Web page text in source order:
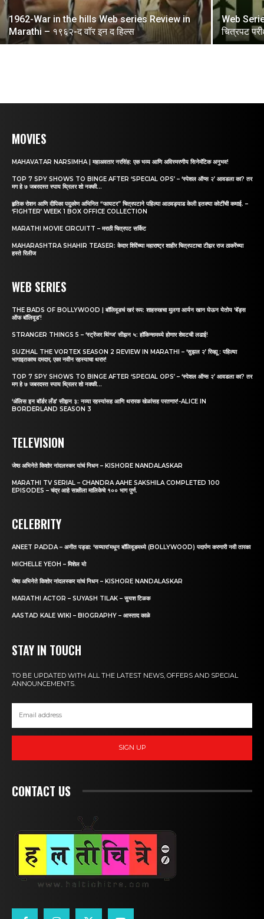
1962-War in the hills Web series Review in
Marathi – १९६२-द वॉर इन द हिल्स
Web
चित्रपट
MOVIES
MAHAVATAR NARSIMHA | महाअवतार नरसिंह: एक भव्य आणि अविस्मरणीय सिनेमॅटिक अनुभव!
TOP 7 SPY SHOWS TO BINGE AFTER ‘SPECIAL OPS’ – ‘स्पेशल ऑप्स २’ आवडला का? तर
मग हे ७ जबरदस्त स्पाय थ्रिलर शो नक्की...
हृतिक रोशन आणि दीपिका पदुकोण अभिनित “फायटर” चित्रपटाने पहिल्या आठवड्याड केली इतक्या कोटींची कमाई. –
‘FIGHTER’ WEEK 1 BOX OFFICE COLLECTION
MARATHI MOVIE CIRCUITT – मराठी चित्रपट सर्किट
MAHARASHTRA SHAHIR TEASER: केदार शिंदेंच्या महाराष्ट्र शाहीर चित्रपटाचा टीझर राज ठाकरेंच्या
हस्ते रिलीज
WEB SERIES
THE BADS OF BOLLYWOOD | बॉलिवूडचं खरं रूप: शाहरुखचा मुलगा आर्यन खान घेऊन येतोय ‘बॅड्स
ऑफ बॉलिवूड’!
STRANGER THINGS 5 – ‘स्ट्रेंजर थिंग्ज’ सीझन ५: हॉकिन्समध्ये होणार शेवटची लढाई!
SUZHAL THE VORTEX SEASON 2 REVIEW IN MARATHI – ‘सुझल २’ रिव्ह्यू : पहिल्या
भागाइतकाच दमदार, एका नवीन रहस्याचा थरार!
TOP 7 SPY SHOWS TO BINGE AFTER ‘SPECIAL OPS’ – ‘स्पेशल ऑप्स २’ आवडला का? तर
मग हे ७ जबरदस्त स्पाय थ्रिलर शो नक्की...
‘अ‍ॅलिस इन बॉर्डर लँड’ सीझन ३: नव्या रहस्यांसह आणि थरारक खेळांसह परतणार!-ALICE IN
BORDERLAND SEASON 3
TELEVISION
जेष्ठ अभिनेते किशोर नांदलस्कर यांचं निधन – KISHORE NANDALASKAR
MARATHI TV SERIAL – CHANDRA AAHE SAKSHILA COMPLETED 100
EPISODES – चंद्र आहे साक्षीला मालिकेचे १०० भाग पुर्ण.
CELEBRITY
ANEET PADDA – अनीत पड्डा: ‘सय्यारा’मधून बॉलिवूडमध्ये (BOLLYWOOD) पदार्पण करणारी नवी तारका
MICHELLE YEOH – मिशेल यो
जेष्ठ अभिनेते किशोर नांदलस्कर यांचं निधन – KISHORE NANDALASKAR
MARATHI ACTOR – SUYASH TILAK – सुयश टिळक
AASTAD KALE WIKI – BIOGRAPHY – आस्ताद काळे
STAY IN TOUCH
TO BE UPDATED WITH ALL THE LATEST NEWS, OFFERS AND SPECIAL
ANNOUNCEMENTS.
SIGN UP
CONTACT US